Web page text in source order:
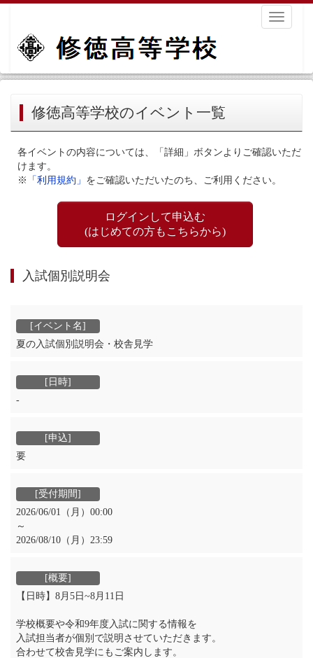
Toggle
修徳高等学校のイベント一覧
各イベントの内容については、「詳細」ボタンよりご確認いただ
けます。
※
「利用規約」 をご確認いただいたのち、ご利用ください。
ログインして申込む
(はじめての方もこちらから)
入試個別説明会
夏の入試個別説明会・校舎見学
‐
要
2026/06/01（月）00:00
～
2026/08/10（月）23:59
【日時】8月5日~8月11日
学校概要や令和9年度入試に関する情報を
入試担当者が個別で説明させていただきます。
合わせて校舎見学にもご案内します。